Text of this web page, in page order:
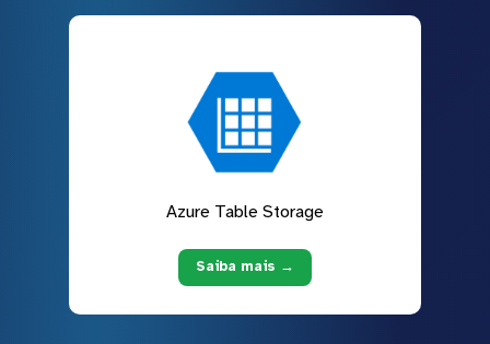
Azure Table Storage
Saiba mais →